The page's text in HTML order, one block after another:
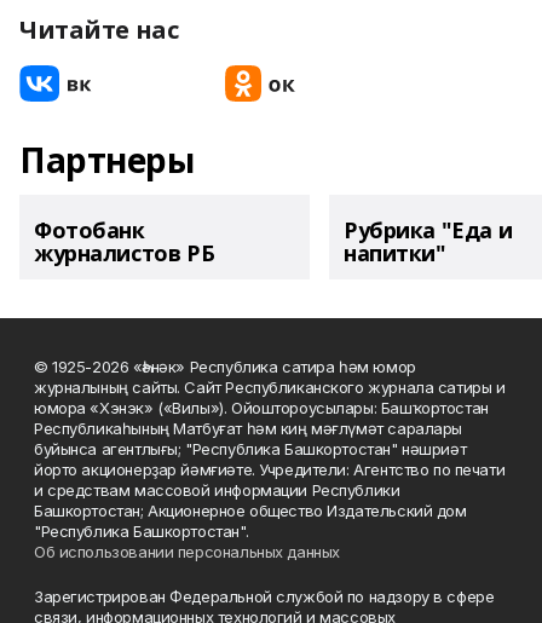
Читайте нас
Партнеры
Фотобанк
журналистов РБ
Рубрика "Еда и
напитки"
© 1925-2026 «Һәнәк» Республика сатира һәм юмор
журналының сайты. Сайт Республиканского журнала сатиры и
юмора «Хэнэк» («Вилы»). Ойоштороусылары: Башҡортостан
Республикаһының Матбуғат һәм киң мәғлүмәт саралары
буйынса агентлығы; "Республика Башкортостан" нәшриәт
йорто акционерҙар йәмғиәте. Учредители: Агентство по печати
и средствам массовой информации Республики
Башкортостан; Акционерное общество Издательский дом
"Республика Башкортостан".
Об использовании персональных данных
Зарегистрирован Федеральной службой по надзору в сфере
связи, информационных технологий и массовых